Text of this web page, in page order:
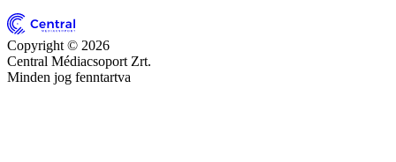
Copyright © 2026
Central Médiacsoport Zrt.
Minden jog fenntartva